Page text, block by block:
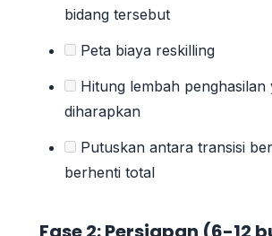
bidang tersebut
Peta biaya reskilling
Hitung lembah penghasilan
diharapkan
Putuskan antara transisi
berhenti total